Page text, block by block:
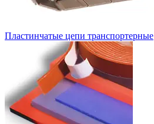
Пластинчатые цепи транспортерные